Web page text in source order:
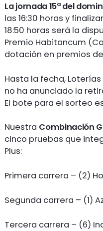
La jornada 15ª del
las 16:30 horas y
18:50 horas será la
Premio Habitancum
dotación en premios
Hasta la fecha,
no ha anunciado la
El bote para el sorteo
Nuestra Combinación
cinco pruebas que
Plus:
Primera carrera – (2)
Segunda carrera – (1)
Tercera carrera – (6)